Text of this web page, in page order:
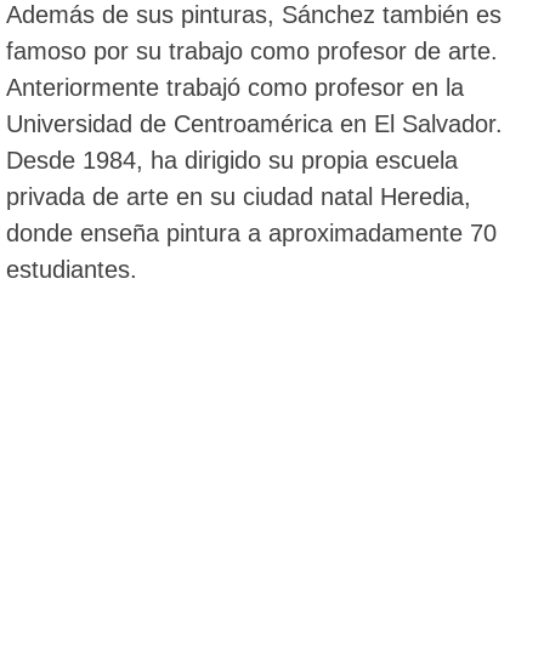
Además de sus pinturas, Sánchez también es
famoso por su trabajo como profesor de arte.
Anteriormente trabajó como profesor en la
Universidad de Centroamérica en El Salvador.
Desde 1984, ha dirigido su propia escuela
privada de arte en su ciudad natal Heredia,
donde enseña pintura a aproximadamente 70
estudiantes.